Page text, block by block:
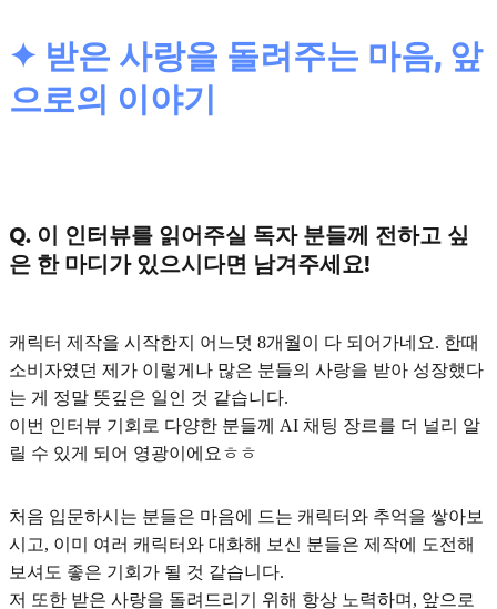
✦ 받은 사랑을 돌려주는 마음, 앞
으로의 이야기
Q. 이 인터뷰를 읽어주실 독자 분들께 전하고 싶
은 한 마디가 있으시다면 남겨주세요!
캐릭터 제작을 시작한지 어느덧 8개월이 다 되어가네요. 한때
소비자였던 제가 이렇게나 많은 분들의 사랑을 받아 성장했다
는 게 정말 뜻깊은 일인 것 같습니다.
이번 인터뷰 기회로 다양한 분들께 AI 채팅 장르를 더 널리 알
릴 수 있게 되어 영광이에요ㅎㅎ
처음 입문하시는 분들은 마음에 드는 캐릭터와 추억을 쌓아보
시고, 이미 여러 캐릭터와 대화해 보신 분들은 제작에 도전해
보셔도 좋은 기회가 될 것 같습니다.
저 또한 받은 사랑을 돌려드리기 위해 항상 노력하며, 앞으로